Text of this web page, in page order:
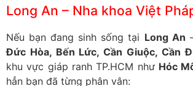
Long An – Nha khoa Việt
Nếu bạn đang sinh sống tại Long An
Đức Hòa, Bến Lức, Cần Giuộc, Cần
khu vực giáp ranh TP.HCM như Hóc
hẳn bạn đã từng phân vân: